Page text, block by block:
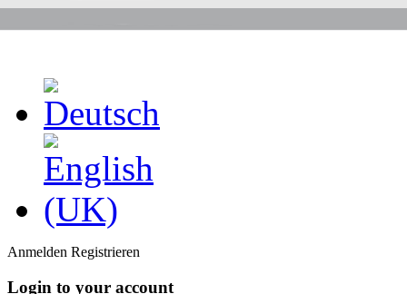
Anmelden Registrieren
Login to your account